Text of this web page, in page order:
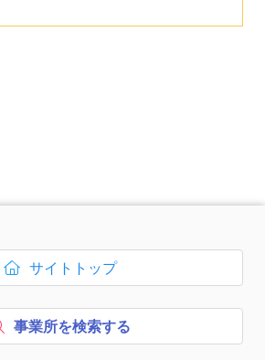
次のコンテンツはページのフ
ボタン1、
サイトトップ
を開く
ボタン2、
事業所を検索する